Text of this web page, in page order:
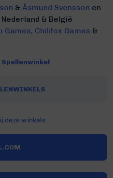
& Åsmund Svensson en
& België
Games, Chilifox Games &
Spellenwinkel:
deze winkels: